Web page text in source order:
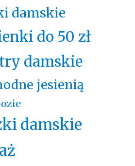
damskie
do 50 zł
damskie
jesienią
damskie